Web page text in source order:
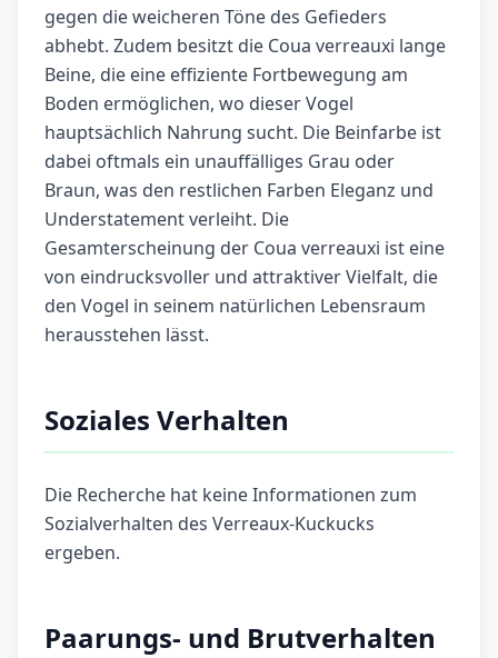
gegen die weicheren Töne des Gefieders
abhebt. Zudem besitzt die Coua verreauxi lange
Beine, die eine effiziente Fortbewegung am
Boden ermöglichen, wo dieser Vogel
hauptsächlich Nahrung sucht. Die Beinfarbe ist
dabei oftmals ein unauffälliges Grau oder
Braun, was den restlichen Farben Eleganz und
Understatement verleiht. Die
Gesamterscheinung der Coua verreauxi ist eine
von eindrucksvoller und attraktiver Vielfalt, die
den Vogel in seinem natürlichen Lebensraum
herausstehen lässt.
Soziales Verhalten
Die Recherche hat keine Informationen zum
Sozialverhalten des Verreaux-Kuckucks
ergeben.
Paarungs- und Brutverhalten